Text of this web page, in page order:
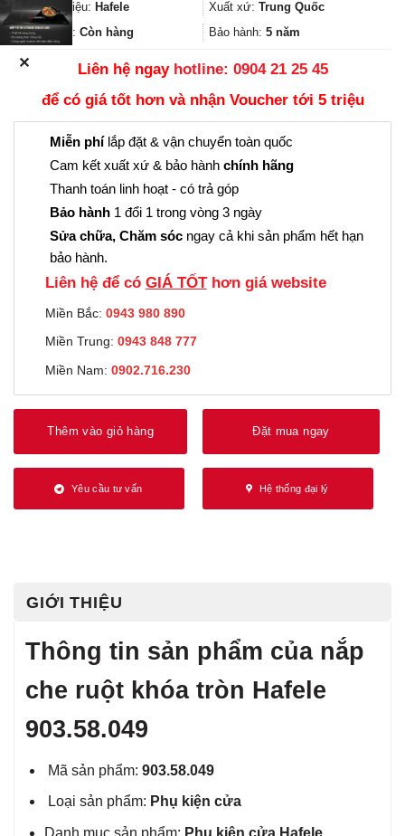
185.000₫.là:
138.000₫.
Thương hiệu: Hafele Xuất xứ: Trung Quốc
Trạng thái: Còn hàng Bảo hành: 5 năm
Liên hệ ngay hotline: 0904 21 25 45
để có giá tốt hơn và nhận Voucher tới 5 triệu
Miễn phílắp đặt & vận chuyển toàn quốc
Cam kết xuất xứ & bảo hành chính hãng
Thanh toán linh hoạt - có trả góp
Bảo hành 1 đổi 1 trong vòng 3 ngày
Sửa chữa, Chăm sóc ngay cả khi sản phẩm hết hạn
bảo hành.
Liên hệ để có GIÁ TỐThơn giá website
Miền Bắc: 0943 980 890
Miền Trung: 0943 848 777
Miền Nam: 0902.716.230
Thêm vào giỏ hàng Đặt mua ngay
Yêu cầu tư vấn Hệ thống đại lý
GIỚI THIỆU
Thông tin sản phẩm của nắp
che ruột khóa tròn Hafele
903.58.049
Mã sản phẩm: 903.58.049
Loại sản phẩm: Phụ kiện cửa
Danh mục sản phẩm: Phụ kiện cửa Hafele
✕